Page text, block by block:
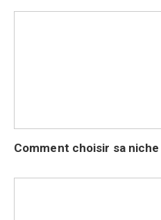
Comment choisir sa